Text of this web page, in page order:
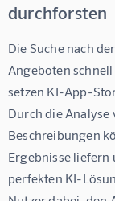
durchforsten
Die Suche nach
Angeboten
setzen KI-App-
Durch die
Beschreibungen
Ergebnisse liefern
perfekten KI-